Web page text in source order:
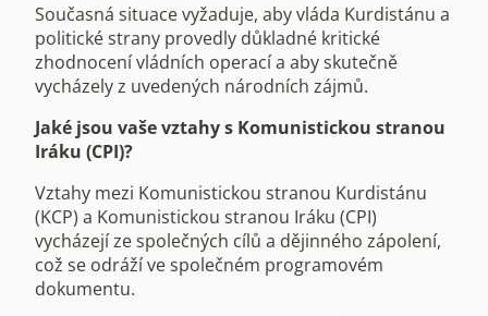
Současná situace vyžaduje, aby vláda Kurdistánu a
politické strany provedly důkladné kritické
zhodnocení vládních operací a aby skutečně
vycházely z uvedených národních zájmů.
Jaké jsou vaše vztahy s Komunistickou stranou
Iráku (CPI)?
Vztahy mezi Komunistickou stranou Kurdistánu
(KCP) a Komunistickou stranou Iráku (CPI)
vycházejí ze společných cílů a dějinného zápolení,
což se odráží ve společném programovém
dokumentu.